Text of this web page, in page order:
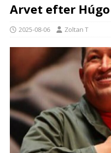
Arvet efter Húgo
2025-08-06 Zoltan T